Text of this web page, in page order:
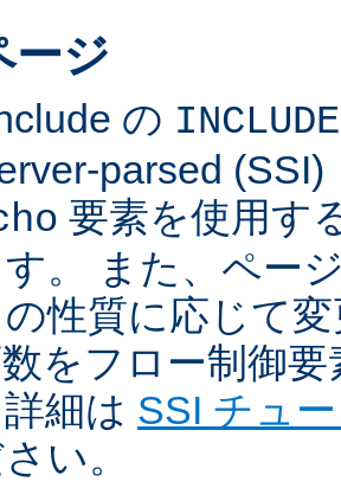
ージ
の
parsed
要素を使用す
。 また、ペー
性質に応じて
をフロー制御
細は SSI チュ
い。